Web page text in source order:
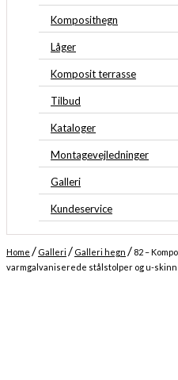
Komposithegn
Låger
Komposit terrasse
Tilbud
Kataloger
Montagevejledninger
Galleri
Kundeservice
Home / Galleri / Galleri hegn / 82 –
varmgalvaniserede stålstolper og u-